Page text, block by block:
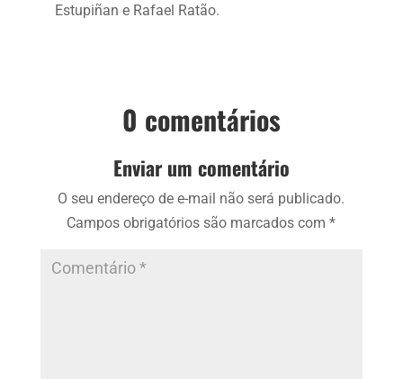
Estupiñan e Rafael Ratão.
0 comentários
Enviar um comentário
O seu endereço de e-mail não será publicado.
Campos obrigatórios são marcados com*